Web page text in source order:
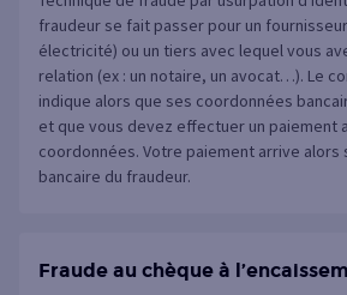
fraudeur se fait passer pour un
électricité) ou un tiers avec lequel vous
relation (ex : un notaire, un avocat…). Le
indique alors que ses coordonnées
et que vous devez effectuer un paiement
coordonnées. Votre paiement arrive alors
bancaire du fraudeur.
Fraude au chèque à